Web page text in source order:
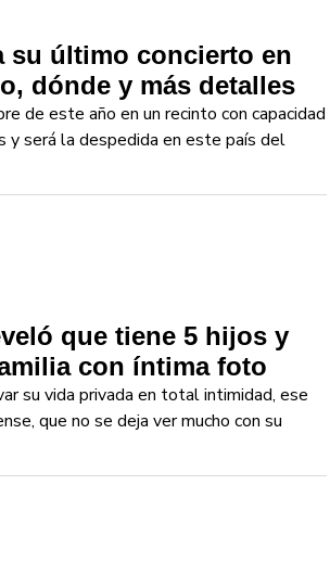
su último concierto en
dónde y más detalles
de este año en un recinto con capacidad
y será la despedida en este país del
que tiene 5 hijos y
con íntima foto
su vida privada en total intimidad, ese
que no se deja ver mucho con su